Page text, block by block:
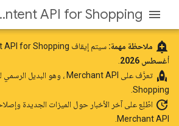
add_alert ملاحظة مهمة: سيتم إيقاف Content API for Shopping نهائيًا في
أغسطس 2026
rocket تعرَّف على Merchant API
Shopping.
update اطّلِع على آخر الأخبار حول الميزات الجديدة
Merchant API.